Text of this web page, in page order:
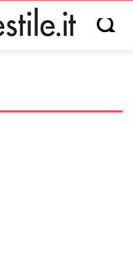
Open